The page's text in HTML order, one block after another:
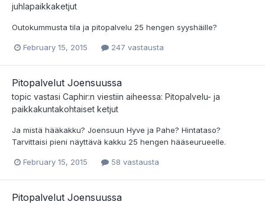
juhlapaikkaketjut
Outokummusta tila ja pitopalvelu 25 hengen syyshäille?
February 15, 2015 247 vastausta
Pitopalvelut Joensuussa
topic vastasi Caphir:n viestiin aiheessa: Pitopalvelu- ja
paikkakuntakohtaiset ketjut
Ja mistä hääkakku? Joensuun Hyve ja Pahe? Hintataso?
Tarvittaisi pieni näyttävä kakku 25 hengen hääseurueelle.
February 15, 2015 58 vastausta
Pitopalvelut Joensuussa